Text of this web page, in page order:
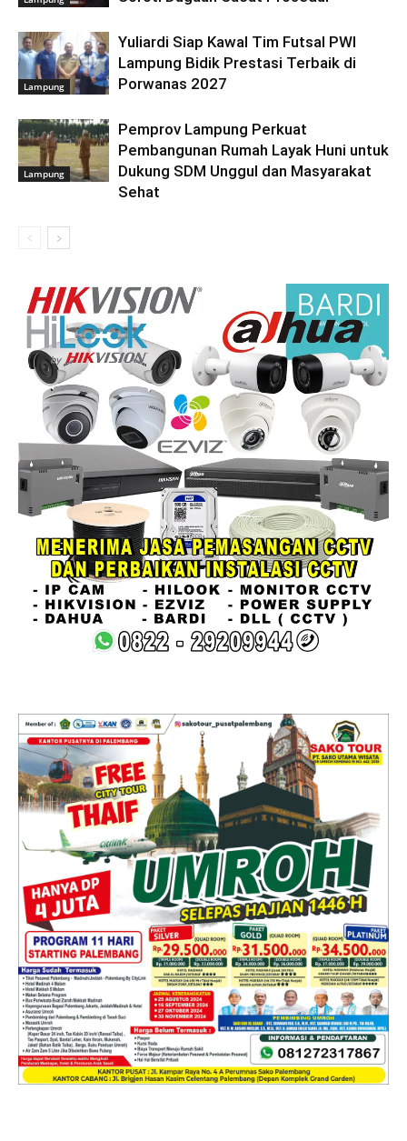
Lampung
Yuliardi Siap Kawal Tim Futsal PWI
Lampung Bidik Prestasi Terbaik di
Porwanas 2027
Lampung
Pemprov Lampung Perkuat
Pembangunan Rumah Layak Huni untuk
Dukung SDM Unggul dan Masyarakat
Sehat